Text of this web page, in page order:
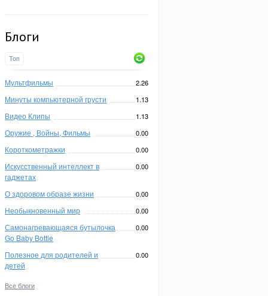
Блоги
Топ
Мультфильмы 2.26
Минуты компьютерной грусти 1.13
Видео Клипы 1.13
Оружие , Войны, Фильмы 0.00
Короткометражки 0.00
Искусственный интеллект в
гаджетах
0.00
О здоровом образе жизни 0.00
Необыкновенный мир 0.00
Самонагревающаяся бутылочка
Go Baby Bottle
0.00
Полезное для родителей и
детей
0.00
Все блоги